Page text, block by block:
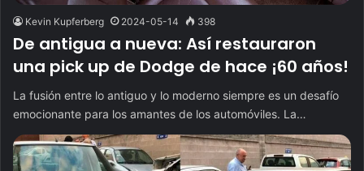
Kevin Kupferberg 2024-05-14 398
De antigua a nueva: Así restauraron
una pick up de Dodge de hace ¡60 años!
La fusión entre lo antiguo y lo moderno siempre es un desafío
emocionante para los amantes de los automóviles. La…